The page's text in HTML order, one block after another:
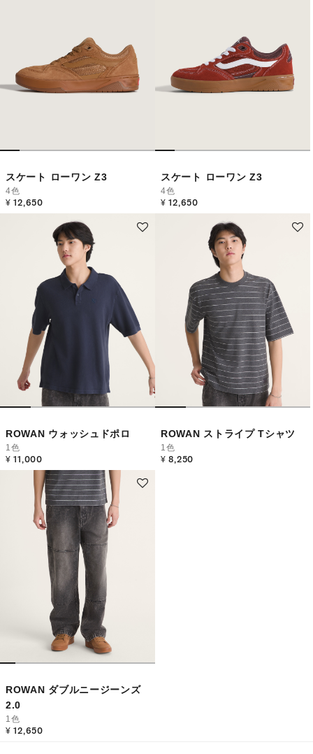
スケート ローワン Z3
4色
¥ 12,650
スケート ローワン Z3
4色
¥ 12,650
ROWAN ウォッシュドポロ
1色
¥ 11,000
ROWAN ストライプ Tシャツ
1色
¥ 8,250
ROWAN ダブルニージーンズ
2.0
1色
¥ 12,650